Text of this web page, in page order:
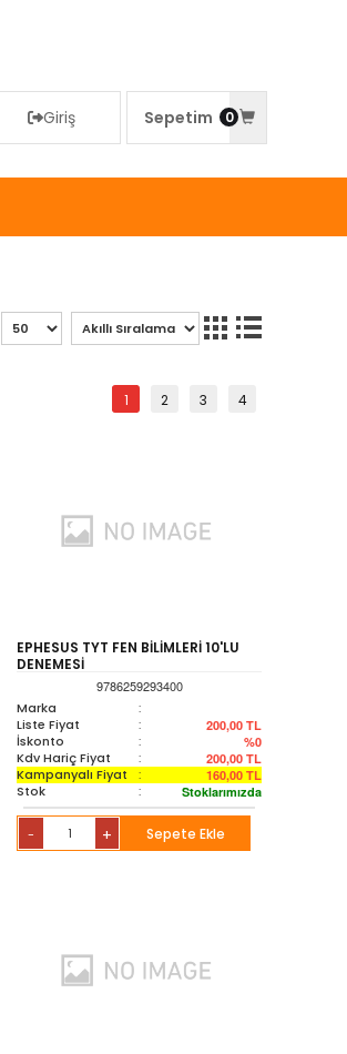
Giriş Sepetim 0
1 2 3 4
EPHESUS TYT FEN BİLİMLERİ 10'LU
DENEMESİ
9786259293400
Marka
:
Liste Fiyat
: 200,00 TL
İskonto : %0
Kdv Hariç Fiyat : 200,00 TL
Kampanyalı Fiyat : 160,00 TL
Stok : Stoklarımızda
- + Sepete Ekle